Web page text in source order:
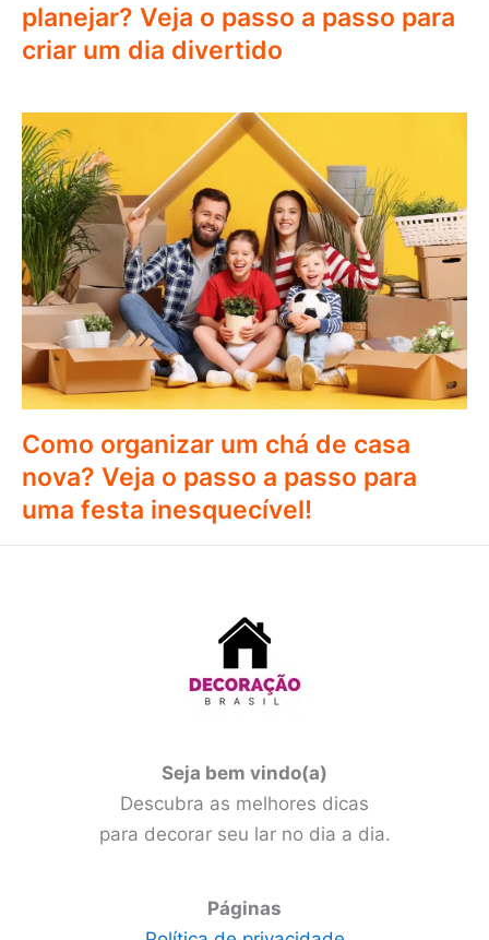
planejar? Veja o passo a passo para
criar um dia divertido
Como organizar um chá de casa
nova? Veja o passo a passo para
uma festa inesquecível!
Seja bem vindo(a)
Descubra as melhores dicas
para decorar seu lar no dia a dia.
Páginas